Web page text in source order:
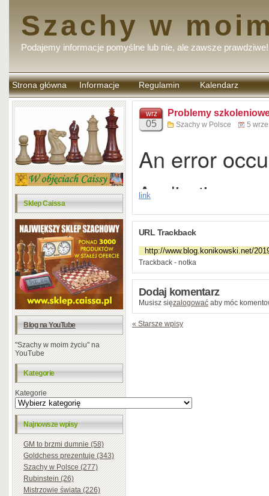
Szachy w
Podajemy informacje pomyślne lub nie, ale zawsze prawdziwe!
Strona główna Informacje Regulamin
komentarzy
Kalendarz
Sklep Caissa
Blog na YouTube
"Szachy w moim życiu" na
YouTube
Kategorie
Kategorie
Najnowsze wpisy
GM to brzmi dumnie (58)
Goldchess prezentuje (343)
Szachy w Polsce (277)
Rubinstein (26)
Mistrzowie świata (226)
wrz
05
Problemy
Szachy w Polsce 5
link
URL Trackback
Trackback - notka
Dodaj komentarz
Musisz sięzalogować aby móc
« Starsze wpisy